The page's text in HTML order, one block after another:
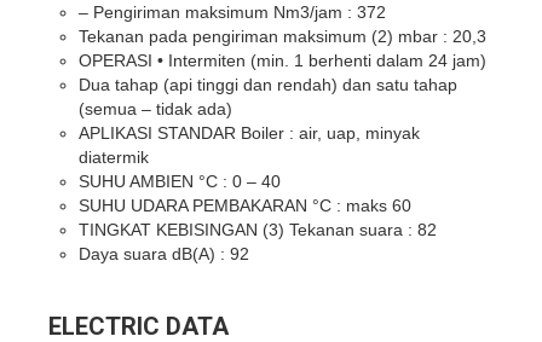
– Pengiriman maksimum Nm3/jam : 372
Tekanan pada pengiriman maksimum (2) mbar : 20,3
OPERASI • Intermiten (min. 1 berhenti dalam 24 jam)
Dua tahap (api tinggi dan rendah) dan satu tahap
(semua – tidak ada)
APLIKASI STANDAR Boiler : air, uap, minyak
diatermik
SUHU AMBIEN °C : 0 – 40
SUHU UDARA PEMBAKARAN °C : maks 60
TINGKAT KEBISINGAN (3) Tekanan suara : 82
Daya suara dB(A) : 92
ELECTRIC DATA